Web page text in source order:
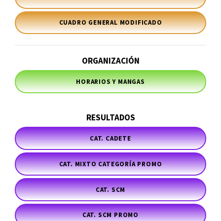
CUADRO GENERAL MODIFICADO
ORGANIZACIÓN
HORARIOS Y MANGAS
RESULTADOS
CAT. CADETE
CAT. MIXTO CATEGORÍA PROMO
CAT. SCM
CAT. SCM PROMO